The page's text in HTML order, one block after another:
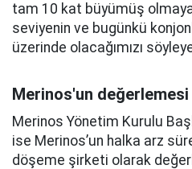
tam 10 kat büyümüş
seviyenin ve bugünkü
üzerinde olacağımızı
Merinos'un değerlemesi
Merinos Yönetim Kurulu
ise Merinos’un halka arz
döşeme şirketi olarak